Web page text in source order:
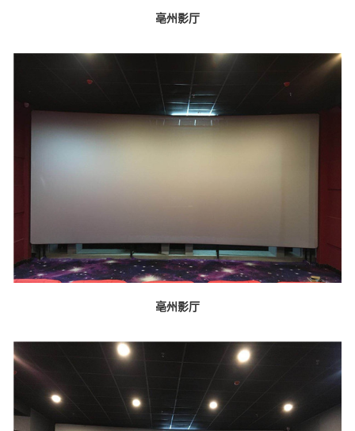
亳州影厅
亳州影厅